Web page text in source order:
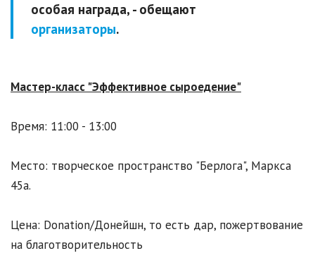
особая награда, - обещают
организаторы.
Мастер-класс "Эффективное сыроедение"
Время: 11:00 - 13:00
Место: творческое пространство "Берлога", Маркса
45а.
Цена: Donation/Донейшн, то есть дар, пожертвование
на благотворительность